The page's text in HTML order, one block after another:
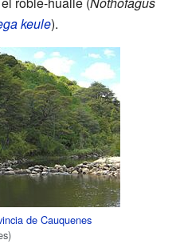
keule).
de Cauquenes